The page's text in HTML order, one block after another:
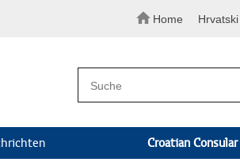
Home Hrvatski
Croatian